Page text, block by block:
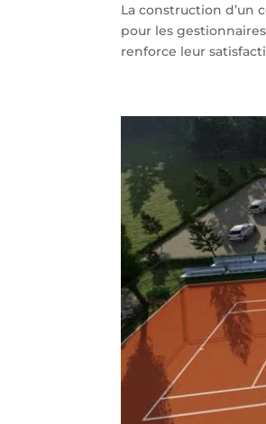
La construction d’un
pour les
renforce leur